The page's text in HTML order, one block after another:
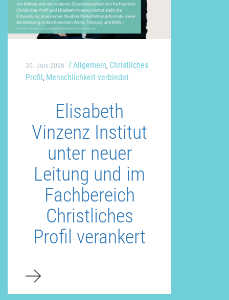
30. Juni 2026 Allgemein, Christliches
Profil, Menschlichkeit verbindet
Elisabeth
Vinzenz Institut
unter neuer
Leitung und im
Fachbereich
Christliches
Profil verankert